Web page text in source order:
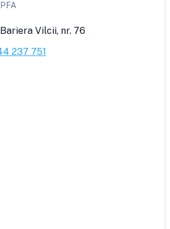
Vilcii, nr. 76
237 751